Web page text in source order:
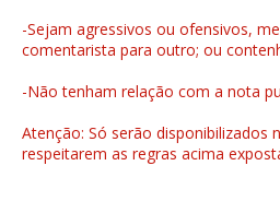
-Sejam agressivos ou ofensivos,
comentarista para outro; ou
-Não tenham relação com a nota
Atenção: Só serão disponibilizados
respeitarem as regras acima